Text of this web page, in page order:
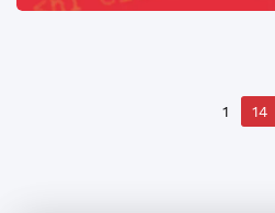
1 14